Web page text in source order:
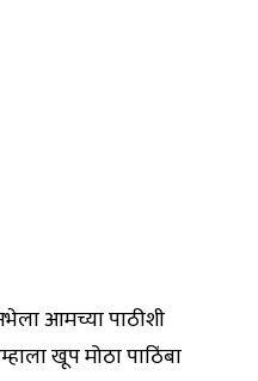
आमच्या पाठीशी
खूप मोठा पाठिंबा